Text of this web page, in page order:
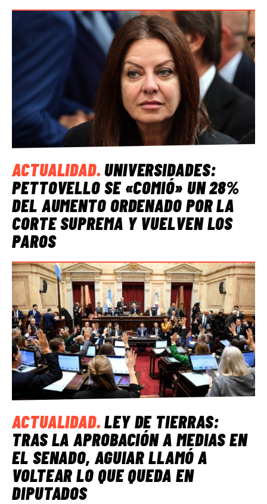
ACTUALIDAD.UNIVERSIDADES:
PETTOVELLO SE «COMIÓ» UN 28%
DEL AUMENTO ORDENADO POR LA
CORTE SUPREMA Y VUELVEN LOS
PAROS
ACTUALIDAD.LEY DE TIERRAS:
TRAS LA APROBACIÓN A MEDIAS EN
EL SENADO, AGUIAR LLAMÓ A
VOLTEAR LO QUE QUEDA EN
DIPUTADOS